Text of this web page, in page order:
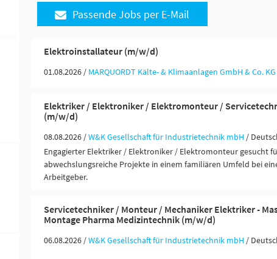
Passende Jobs per E-Mail
Elektroinstallateur (m/w/d)
01.08.2026 / MARQUORDT Kälte- & Klimaanlagen GmbH & Co. KG
Elektriker / Elektroniker / Elektromonteur /
(m/w/d)
08.08.2026 /W&K Gesellschaft für Industrietechnik mbH /
Engagierter Elektriker / Elektroniker / Elektromonteur gesucht
abwechslungsreiche Projekte in einem familiären Umfeld bei
Arbeitgeber.
Servicetechniker / Monteur / Mechaniker Elektriker -
Montage Pharma Medizintechnik (m/w/d)
06.08.2026 /W&K Gesellschaft für Industrietechnik mbH /